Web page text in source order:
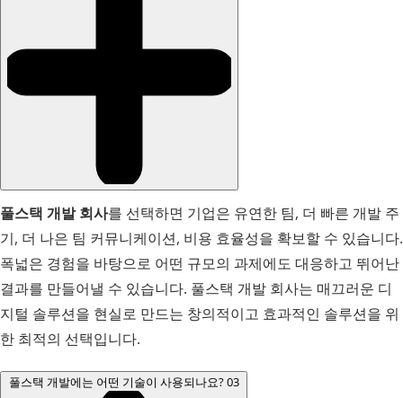
풀스택 개발 회사를 선택하면 기업은 유연한 팀, 더 빠른 개발 주
기, 더 나은 팀 커뮤니케이션, 비용 효율성을 확보할 수 있습니다.
폭넓은 경험을 바탕으로 어떤 규모의 과제에도 대응하고 뛰어난
결과를 만들어낼 수 있습니다. 풀스택 개발 회사는 매끄러운 디
지털 솔루션을 현실로 만드는 창의적이고 효과적인 솔루션을 위
한 최적의 선택입니다.
풀스택 개발에는 어떤 기술이 사용되나요?03